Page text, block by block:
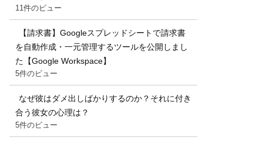
11件のビュー
【請求書】Googleスプレッドシートで請求書
を自動作成・一元管理するツールを公開しまし
た【Google Workspace】
5件のビュー
なぜ彼はダメ出しばかりするのか？それに付き
合う彼女の心理は？
5件のビュー